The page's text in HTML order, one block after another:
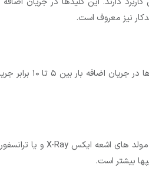
نیز معروف است.
بیشتر است.